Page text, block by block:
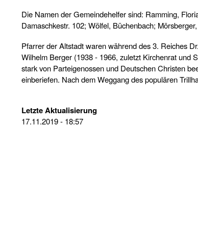
Die Namen der Gemeindehelfer sind: Ramming,
Damaschkestr. 102; Wölfel, Büchenbach;
Pfarrer der Altstadt waren während des 3. Reiches
Wilhelm Berger (1938 - 1966, zuletzt Kirchenrat und
stark von Parteigenossen und Deutschen Christen
einberiefen. Nach dem Weggang des populären
Letzte Aktualisierung
17.11.2019 - 18:57